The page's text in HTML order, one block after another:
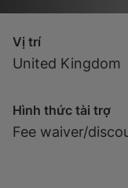
Vị trí
United Kingdom
Hình thức tài trợ
Fee waiver/